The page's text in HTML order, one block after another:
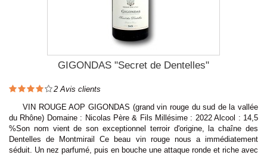
GIGONDAS "Secret de Dentelles"
2 Avis clients
VIN ROUGE AOP GIGONDAS (grand vin rouge du sud de la vallée
du Rhône) Domaine : Nicolas Père & Fils Millésime : 2022 Alcool : 14,5
%Son nom vient de son exceptionnel terroir d'origine, la chaîne des
Dentelles de Montmirail Ce beau vin rouge nous a immédiatement
séduit. Un nez parfumé, puis en bouche une attaque ronde et riche avec